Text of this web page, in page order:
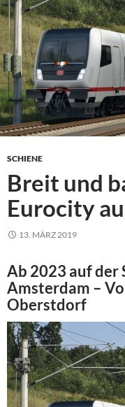
SCHIENE
Breit und
Eurocity
13. MÄRZ 2019
Ab 2023 auf der
Amsterdam –
Oberstdorf